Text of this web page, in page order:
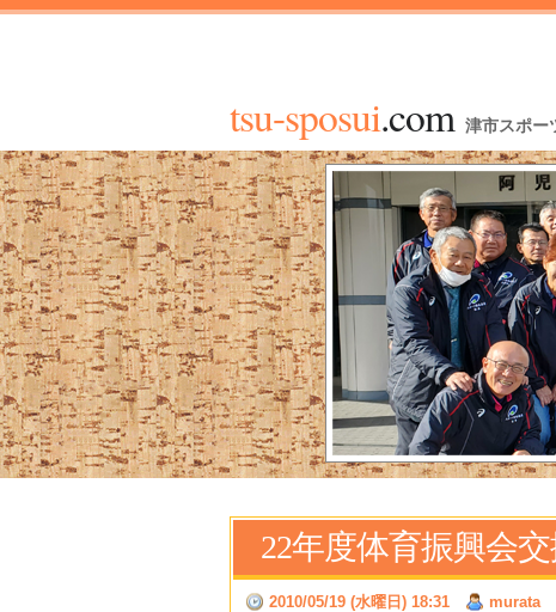
tsu-sposui.com 津市スポー
22年度体育振興会
2010/05/19 (水曜日) 18:31 murata